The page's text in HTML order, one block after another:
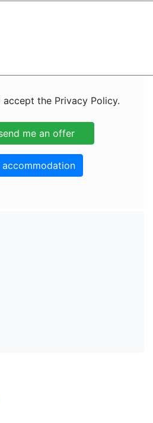
accept the Privacy Policy.
accommodation